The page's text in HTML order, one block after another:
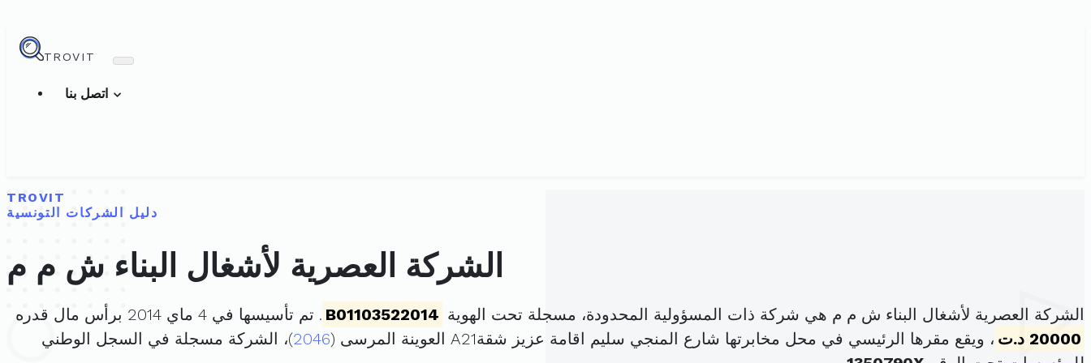
TROVIT
TROVIT
دليل الشركات التونسية
الشركة العصرية لأشغال البناء ش م م
الشركة العصرية لأشغال البناء ش م م هي شركة ذات المسؤولية المحدودة، مسجلة تحت الهوية B01103522014 . تم تأسيسها في 4 ماي 2014 برأس مال قدره
20000 د.ت
، ويقع مقرها الرئيسي في محل مخابرتها شارع المنجي سليم اقامة عزيز شقةA21 العوينة المرسى ( 2046)، الشركة مسجلة في السجل الوطني